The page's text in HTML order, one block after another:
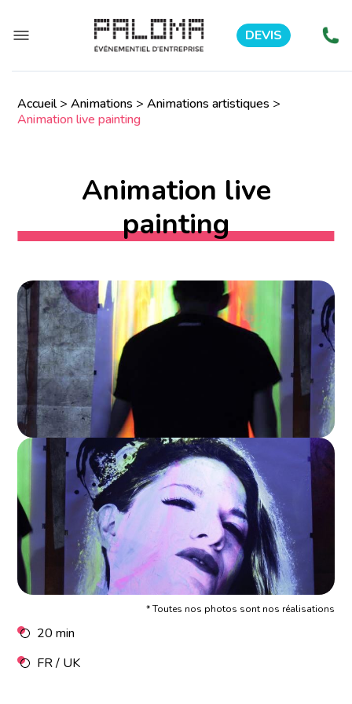
DEVIS
Accueil >Animations >Animations artistiques >
Animation live painting
Animation live
painting
* Toutes nos photos sont nos réalisations
20 min
FR / UK